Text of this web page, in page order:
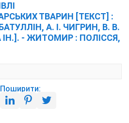
ТВАРИН [ТЕКСТ] :
А. І. ЧИГРИН, В. В.
- ЖИТОМИР : ПОЛІССЯ,
Поширити: